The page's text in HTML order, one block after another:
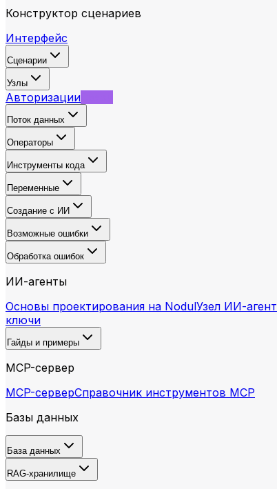
Конструктор сценариев
Интерфейс
Сценарии
Узлы
Авторизации
Поток данных
Операторы
Инструменты кода
Переменные
Создание с ИИ
Возможные ошибки
Обработка ошибок
ИИ-агенты
Основы проектирования на NodulУзел ИИ-агент
ключи
Гайды и примеры
MCP-сервер
MCP-серверСправочник инструментов MCP
Базы данных
База данных
RAG-хранилище